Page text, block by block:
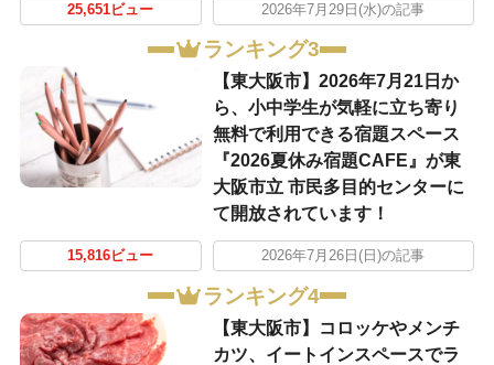
25,651ビュー 2026年7月29日(水)の記事
ランキング3
【東大阪市】2026年7月21日か
ら、小中学生が気軽に立ち寄り
無料で利用できる宿題スペース
『2026夏休み宿題CAFE』が東
大阪市立 市民多目的センターに
て開放されています！
15,816ビュー 2026年7月26日(日)の記事
ランキング4
【東大阪市】コロッケやメンチ
カツ、イートインスペースでラ